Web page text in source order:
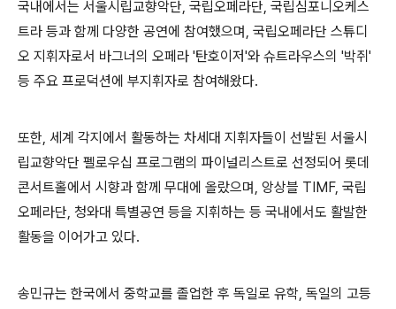
국내에서는 서울시립교향악단, 국립오페라단, 국립심포니오케스
트라 등과 함께 다양한 공연에 참여했으며, 국립오페라단 스튜디
오 지휘자로서 바그너의 오페라 '탄호이저'와 슈트라우스의 '박쥐 '
등 주요 프로덕션에 부지휘자로 참여해왔다.
또한, 세계 각지에서 활동하는 차세대 지휘자들이 선발된 서울시
립교향악단 펠로우십 프로그램의 파이널리스트로 선정되어 롯데
콘서트홀에서 시향과 함께 무대에 올랐으며, 앙상블 TIMF, 국립
오페라단, 청와대 특별공연 등을 지휘하는 등 국내에서도 활발한
활동을 이어가고 있다.
송민규는 한국에서 중학교를 졸업한 후 독일로 유학, 독일의 고등